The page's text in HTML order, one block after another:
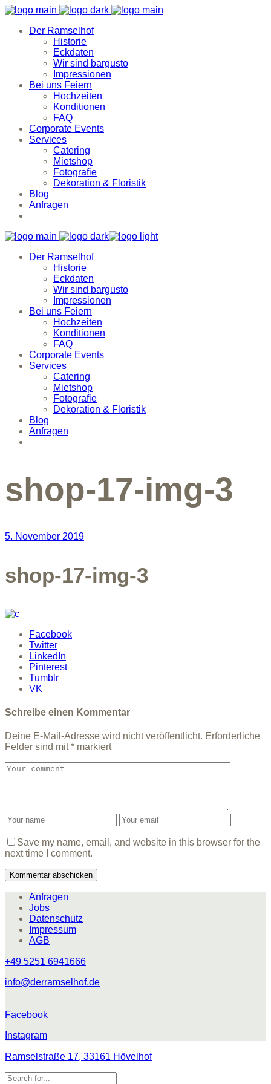
Der Ramselhof
Historie
Eckdaten
Wir sind bargusto
Impressionen
Bei uns Feiern
Hochzeiten
Konditionen
FAQ
Corporate Events
Services
Catering
Mietshop
Fotografie
Dekoration & Floristik
Blog
Anfragen
Der Ramselhof
Historie
Eckdaten
Wir sind bargusto
Impressionen
Bei uns Feiern
Hochzeiten
Konditionen
FAQ
Corporate Events
Services
Catering
Mietshop
Fotografie
Dekoration & Floristik
Blog
Anfragen
shop-17-img-3
5. November 2019
shop-17-img-3
Facebook
Twitter
LinkedIn
Pinterest
Tumblr
VK
Schreibe einen Kommentar
Deine E-Mail-Adresse wird nicht veröffentlicht. Erforderliche
Felder sind mit* markiert
Save my name, email, and website in this browser for the
next time I comment.
Anfragen
Jobs
Datenschutz
Impressum
AGB
+49 5251 6941666
info@derramselhof.de
Facebook
Instagram
Ramselstraße 17, 33161 Hövelhof